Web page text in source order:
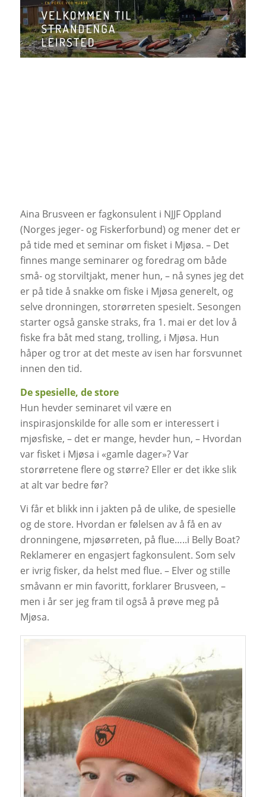
Aina Brusveen er fagkonsulent i NJJF Oppland
(Norges jeger- og Fiskerforbund) og mener det er
på tide med et seminar om fisket i Mjøsa. – Det
finnes mange seminarer og foredrag om både
små- og storviltjakt, mener hun, – nå synes jeg det
er på tide å snakke om fiske i Mjøsa generelt, og
selve dronningen, storørreten spesielt. Sesongen
starter også ganske straks, fra 1. mai er det lov å
fiske fra båt med stang, trolling, i Mjøsa. Hun
håper og tror at det meste av isen har forsvunnet
innen den tid.
De spesielle, de store
Hun hevder seminaret vil være en
inspirasjonskilde for alle som er interessert i
mjøsfiske, – det er mange, hevder hun, – Hvordan
var fisket i Mjøsa i «gamle dager»? Var
storørretene flere og større? Eller er det ikke slik
at alt var bedre før?
Vi får et blikk inn i jakten på de ulike, de spesielle
og de store. Hvordan er følelsen av å få en av
dronningene, mjøsørreten, på flue…..i Belly Boat?
Reklamerer en engasjert fagkonsulent. Som selv
er ivrig fisker, da helst med flue. – Elver og stille
småvann er min favoritt, forklarer Brusveen, –
men i år ser jeg fram til også å prøve meg på
Mjøsa.